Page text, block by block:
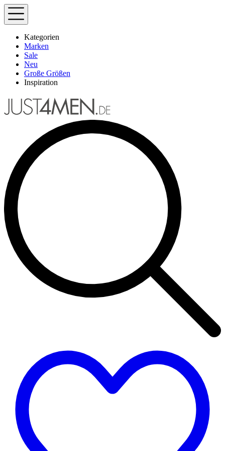
Kategorien
Marken
Sale
Neu
Große Größen
Inspiration